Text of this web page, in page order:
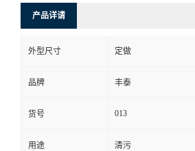
产品详请
外型尺寸 定做
品牌 丰泰
货号 013
用途 清污